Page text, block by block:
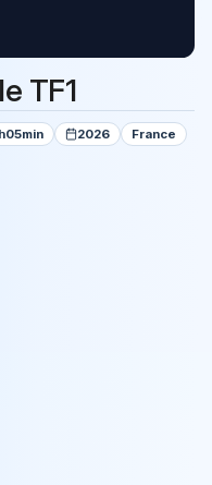
TF1
2026 France